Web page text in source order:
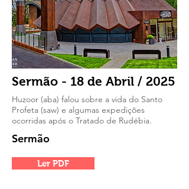
Sermão - 18 de Abril / 2025
Huzoor (aba) falou sobre a vida do Santo
Profeta (saw) e algumas expedições
ocorridas após o Tratado de Rudébia.
Sermão
Ler PDF